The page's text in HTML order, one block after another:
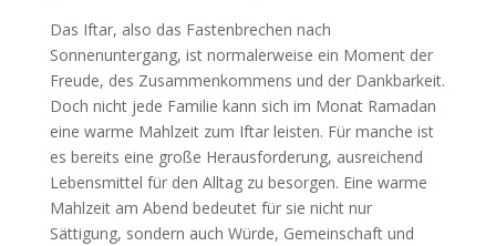
Das Iftar, also das Fastenbrechen nach
Sonnenuntergang, ist normalerweise ein Moment der
Freude, des Zusammenkommens und der Dankbarkeit.
Doch nicht jede Familie kann sich im Monat Ramadan
eine warme Mahlzeit zum Iftar leisten. Für manche ist
es bereits eine große Herausforderung, ausreichend
Lebensmittel für den Alltag zu besorgen. Eine warme
Mahlzeit am Abend bedeutet für sie nicht nur
Sättigung, sondern auch Würde, Gemeinschaft und